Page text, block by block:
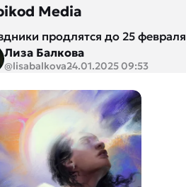
Media
продлятся до 25 февраля
Лиза Балкова
@lisabalkova24.01.2025 09:53